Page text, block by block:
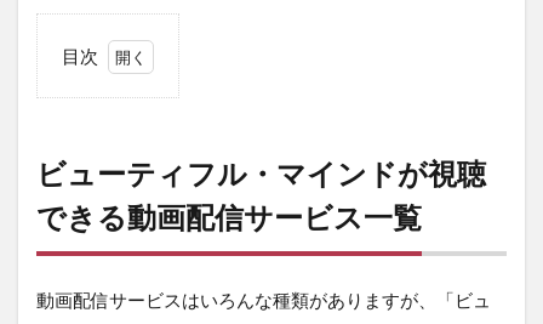
目次
ィフ
ル・
マイ
ンド
が視
きる
ビューティフル・マインドが視聴
できる動画配信サービス一覧
動画配信サービスはいろんな種類がありますが、「ビュ